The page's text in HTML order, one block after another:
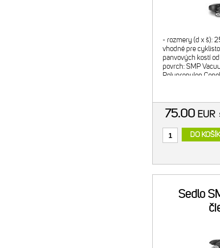
- rozmery (d x š):
vhodné pre
panvových kostí
povrch: SMP
Polypropylen
75.00 EUR
DO
Sedlo